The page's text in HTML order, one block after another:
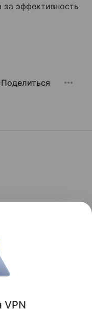
за эффективность
Поделиться
VPN